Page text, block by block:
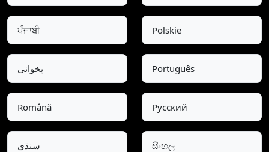
ਪੰਜਾਬੀ Polskie
پخوانی Português
Română Pусский
سنڌي සිංහල